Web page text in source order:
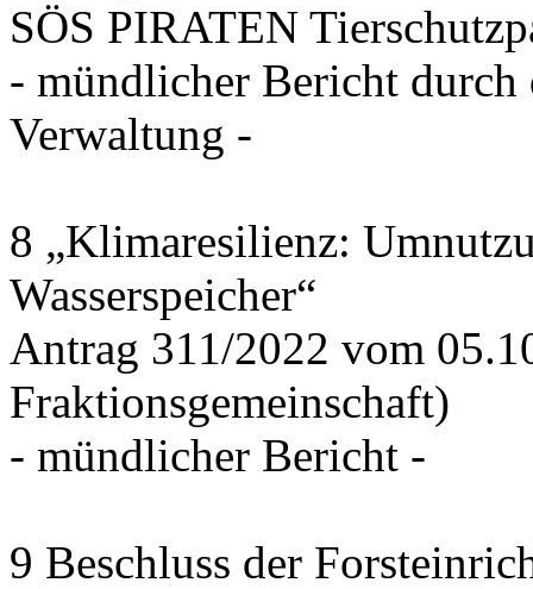
SÖS PIRATEN
- mündlicher Bericht
Verwaltung -
8 „Klimaresilienz:
Wasserspeicher“
Antrag 311/2022 vom
Fraktionsgemeinschaft)
- mündlicher Bericht -
9 Beschluss der